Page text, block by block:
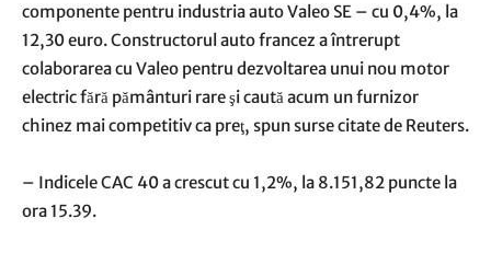
componente pentru industria auto Valeo SE – cu 0,4%, la
12,30 euro. Constructorul auto francez a întrerupt
colaborarea cu Valeo pentru dezvoltarea unui nou motor
electric fără pământuri rare şi caută acum un furnizor
chinez mai competitiv ca preţ, spun surse citate de Reuters.
– Indicele CAC 40 a crescut cu 1,2%, la 8.151,82 puncte la
ora 15.39.